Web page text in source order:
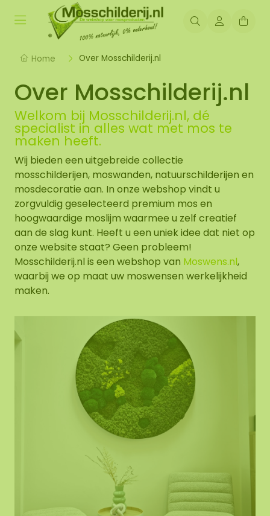
Home Over Mosschilderij.nl
Over Mosschilderij.nl
Welkom bij Mosschilderij.nl, dé
specialist in alles wat met mos te
maken heeft.
Wij bieden een uitgebreide collectie
mosschilderijen, moswanden, natuurschilderijen en
mosdecoratie aan. In onze webshop vindt u
zorgvuldig geselecteerd premium mos en
hoogwaardige moslijm waarmee u zelf creatief
aan de slag kunt. Heeft u een uniek idee dat niet op
onze website staat? Geen probleem!
Mosschilderij.nl is een webshop van Moswens.nl,
waarbij we op maat uw moswensen werkelijkheid
maken.